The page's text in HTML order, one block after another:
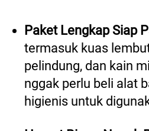
Paket Lengkap Siap
termasuk kuas
pelindung, dan kain
nggak perlu beli alat
higienis untuk